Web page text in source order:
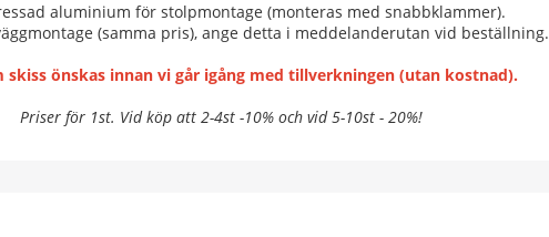
aluminium för stolpmontage (monteras med snabbklammer).
(samma pris), ange detta i meddelanderutan vid beställning.
skiss önskas innan vi går igång med tillverkningen (utan kostnad).
Priser för 1st. Vid köp att 2-4st -10% och vid 5-10st - 20%!